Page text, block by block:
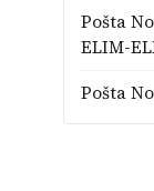
Pošta
ELIM-
Pošta